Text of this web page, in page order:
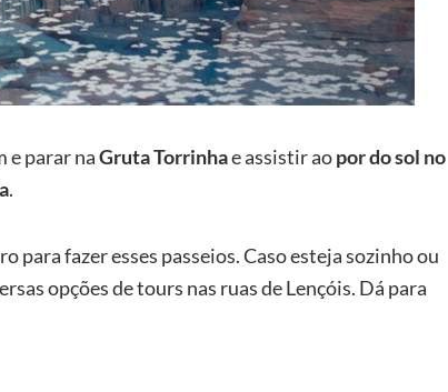
e parar naGruta Torrinhae assistir aopor do sol no
.
para fazer esses passeios. Caso esteja sozinho ou
opções de tours nas ruas de Lençóis. Dá para